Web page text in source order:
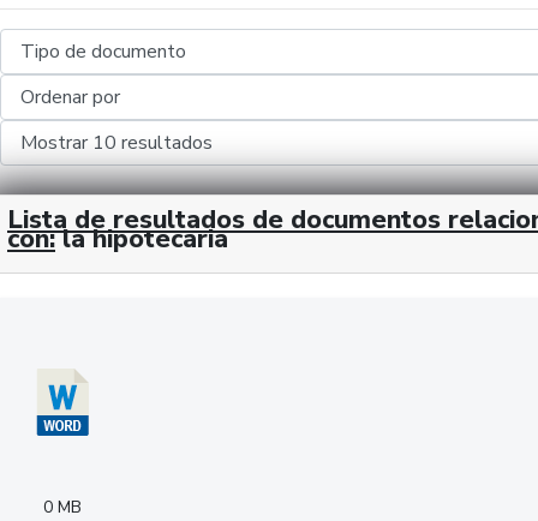
Lista de resultados de documentos
con: la hipotecaria
0 MB